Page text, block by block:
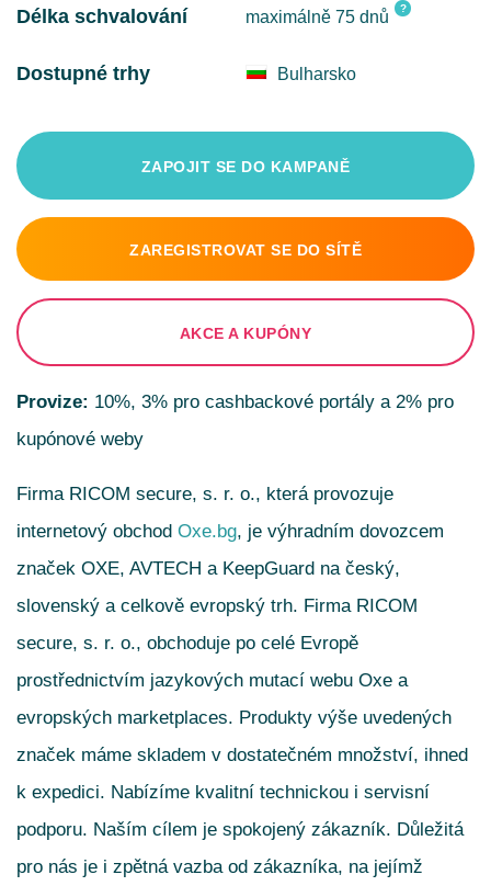
Délka schvalování maximálně 75 dnů ?
Dostupné trhy Bulharsko
ZAPOJIT SE DO KAMPANĚ
ZAREGISTROVAT SE DO SÍTĚ
AKCE A KUPÓNY
Provize: 10%, 3% pro cashbackové portály a 2% pro
kupónové weby
Firma RICOM secure, s. r. o., která provozuje
internetový obchod Oxe.bg, je výhradním dovozcem
značek OXE, AVTECH a KeepGuard na český,
slovenský a celkově evropský trh. Firma RICOM
secure, s. r. o., obchoduje po celé Evropě
prostřednictvím jazykových mutací webu Oxe a
evropských marketplaces. Produkty výše uvedených
značek máme skladem v dostatečném množství, ihned
k expedici. Nabízíme kvalitní technickou i servisní
podporu. Naším cílem je spokojený zákazník. Důležitá
pro nás je i zpětná vazba od zákazníka, na jejímž